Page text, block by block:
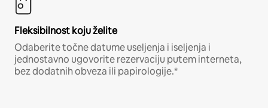
Fleksibilnost koju želite
Odaberite točne datume useljenja i iseljenja i
jednostavno ugovorite rezervaciju putem interneta,
bez dodatnih obveza ili papirologije.*